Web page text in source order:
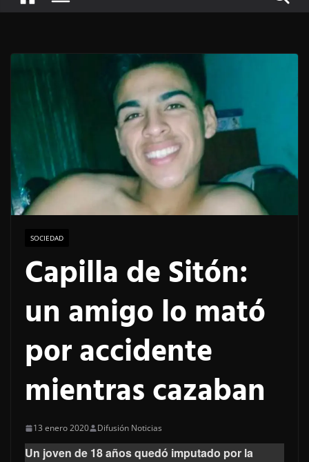
SOCIEDAD
Capilla de Sitón:
un amigo lo mató
por accidente
mientras cazaban
13 enero 2020 Difusión Noticias
Un joven de 18 años quedó imputado por la